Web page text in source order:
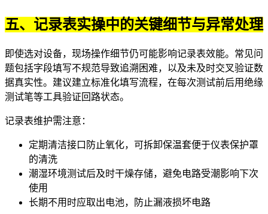
五、记录表实操中的关键细节与异常处理
即使选对设备，现场操作细节仍可能影响记录表效能。常见问
题包括字段填写不规范导致追溯困难，以及未及时交叉验证数
据真实性。建议建立标准化填写流程，在每次测试前后用绝缘
测试笔等工具验证回路状态。
记录表维护需注意：
定期清洁接口防止氧化， 可拆卸保温套便于仪表保护罩
的清洗
潮湿环境测试后及时干燥存储，避免电路受潮影响下次
使用
长期不用时应取出电池，防止漏液损坏电路